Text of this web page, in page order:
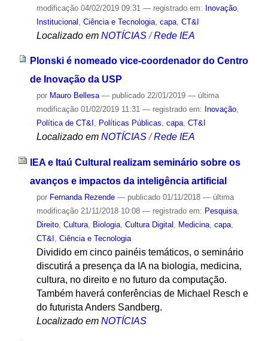
modificação04/02/2019 09:31 — registrado em: Inovação,
Institucional Ciência e Tecnologia, capa, CT&I
Localizado em NOTÍCIAS /Rede IEA
Plonski é nomeado vice-coordenador do Centro
de Inovação da USP
por Mauro Bellesa — publicado22/01/2019 — última
modificação01/02/2019 11:31 — registrado em: Inovação,
Política de CT&I , Políticas Públicas, capa, CT&I
Localizado em NOTÍCIAS /Rede IEA
IEA e Itaú Cultural realizam seminário sobre os
avanços e impactos da inteligência artificial
por Fernanda Rezende — publicado01/11/2018 — última
modificação21/11/2018 10:08 — registrado em: Pesquisa,
Direito, Cultura, Biologia, Cultura Digital , Medicina, capa,
CT&I , Ciência e Tecnologia
Dividido em cinco painéis temáticos, o seminário
discutirá a presença da IA na biologia, medicina,
cultura, no direito e no futuro da computação.
Também haverá conferências de Michael Resch e
do futurista Anders Sandberg.
Localizado em NOTÍCIAS